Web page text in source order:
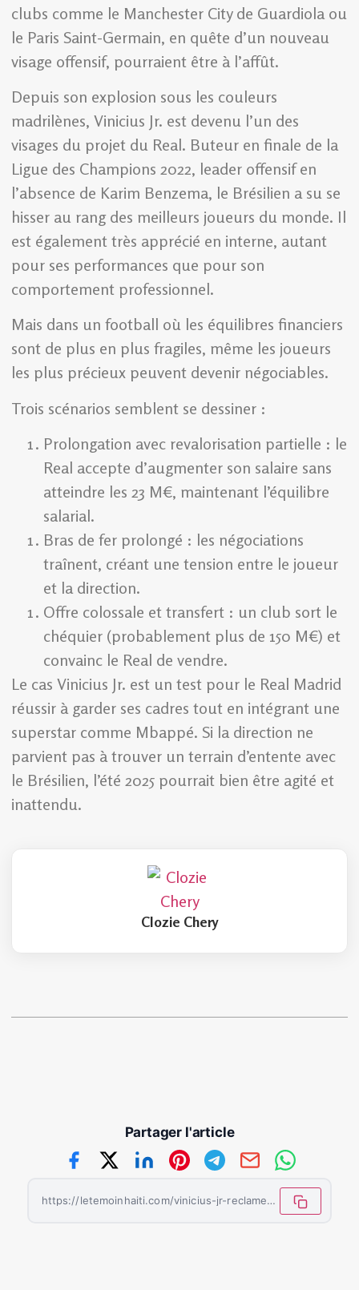
clubs comme le Manchester City de Guardiola ou
le Paris Saint-Germain, en quête d’un nouveau
visage offensif, pourraient être à l’affût.
Depuis son explosion sous les couleurs
madrilènes, Vinicius Jr. est devenu l’un des
visages du projet du Real. Buteur en finale de la
Ligue des Champions 2022, leader offensif en
l’absence de Karim Benzema, le Brésilien a su se
hisser au rang des meilleurs joueurs du monde. Il
est également très apprécié en interne, autant
pour ses performances que pour son
comportement professionnel.
Mais dans un football où les équilibres financiers
sont de plus en plus fragiles, même les joueurs
les plus précieux peuvent devenir négociables.
Trois scénarios semblent se dessiner :
Prolongation avec revalorisation partielle : le
Real accepte d’augmenter son salaire sans
atteindre les 23 M€, maintenant l’équilibre
salarial.
Bras de fer prolongé : les négociations
traînent, créant une tension entre le joueur
et la direction.
Offre colossale et transfert : un club sort le
chéquier (probablement plus de 150 M€) et
convainc le Real de vendre.
Le cas Vinicius Jr. est un test pour le Real Madrid
réussir à garder ses cadres tout en intégrant une
superstar comme Mbappé. Si la direction ne
parvient pas à trouver un terrain d’entente avec
le Brésilien, l’été 2025 pourrait bien être agité et
inattendu.
Clozie Chery
Partager l'article
https://letemoinhaiti.com/vinicius-jr-reclame-un-salaire-xxl-le-real-madrid-face-a-un-casse-tete/